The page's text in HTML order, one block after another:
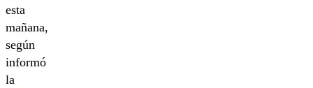
esta
mañana,
según
informó
la